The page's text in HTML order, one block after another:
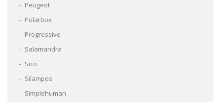
Peugeot
Polarbox
Progressive
Salamandra
Sico
Silampos
Simplehuman